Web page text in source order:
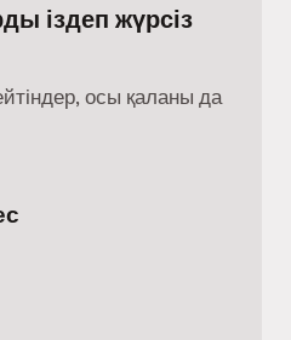
іздеп жүрсіз
осы қаланы да